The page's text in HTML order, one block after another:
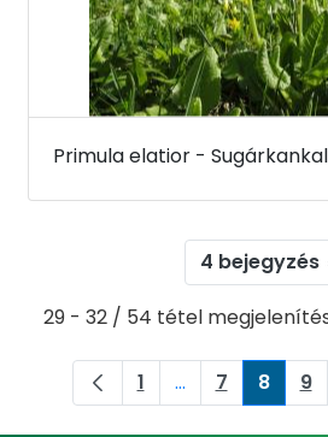
4 bejegyzés
29 - 32 / 54 tétel
Oldal
1 ...Köztes oldalak
Oldal
7 Oldal
8 9